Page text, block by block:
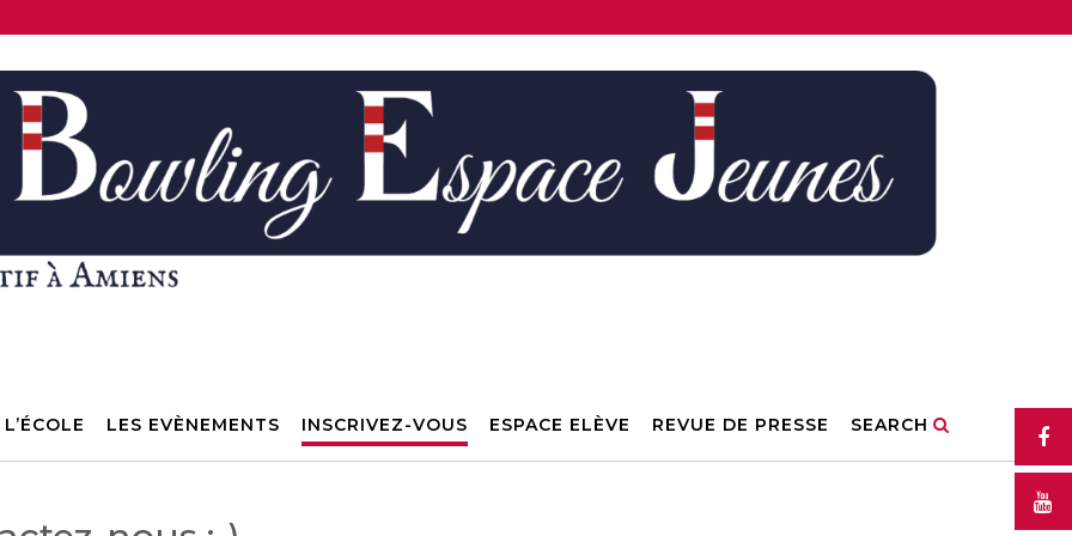
L’ÉCOLE LES EVÈNEMENTS INSCRIVEZ-VOUS ESPACE ELÈVE REVUE DE PRESSE SEARCH